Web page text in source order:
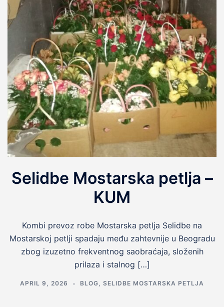
Selidbe Mostarska petlja –
KUM
Kombi prevoz robe Mostarska petlja Selidbe na
Mostarskoj petlji spadaju među zahtevnije u Beogradu
zbog izuzetno frekventnog saobraćaja, složenih
prilaza i stalnog […]
APRIL 9, 2026 BLOG, SELIDBE MOSTARSKA PETLJA